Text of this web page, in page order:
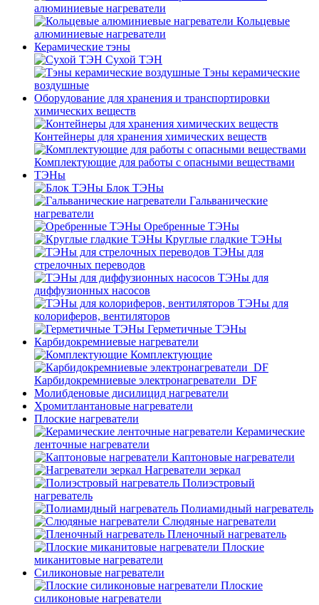
алюминиевые нагреватели
Кольцевые
алюминиевые нагреватели
Керамические тэны
Сухой ТЭН
Тэны керамические
воздушные
Оборудование для хранения и транспортировки
химических веществ
Контейнеры для хранения химических веществ
Комплектующие для работы с опасными веществами
ТЭНы
Блок ТЭНы
Гальванические
нагреватели
Оребренные ТЭНы
Круглые гладкие ТЭНы
ТЭНы для
стрелочных переводов
ТЭНы для
диффузионных насосов
ТЭНы для
колориферов, вентиляторов
Герметичные ТЭНы
Карбидокремниевые нагреватели
Комплектующие
Карбидокремниевые электронагреватели_DF
Молибденовые дисилицид нагреватели
Хромитлантановые нагреватели
Плоские нагреватели
Керамические
ленточные нагреватели
Каптоновые нагреватели
Нагреватели зеркал
Полиэстровый
нагреватель
Полиамидный нагреватель
Слюдяные нагреватели
Пленочный нагреватель
Плоские
миканитовые нагреватели
Силиконовые нагреватели
Плоские
силиконовые нагреватели